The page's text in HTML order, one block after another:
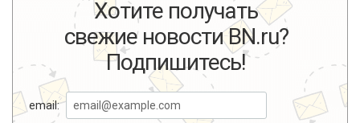
Хотите получать
свежие новости BN.ru?
Подпишитесь!
email: